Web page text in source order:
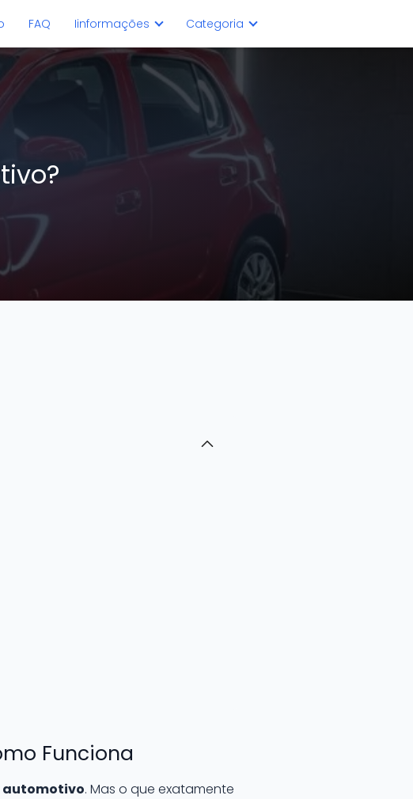
FAQ Iinformações Categoria
Funciona
. Mas o que exatamente